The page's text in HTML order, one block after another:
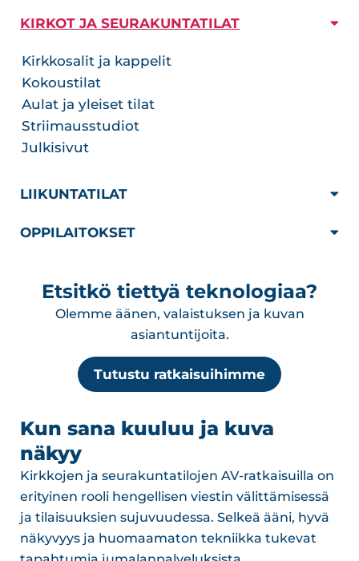
KIRKOT JA SEURAKUNTATILAT
Kirkkosalit ja kappelit
Kokoustilat
Aulat ja yleiset tilat
Striimausstudiot
Julkisivut
LIIKUNTATILAT
OPPILAITOKSET
Etsitkö tiettyä teknologiaa?
Olemme äänen, valaistuksen ja kuvan
asiantuntijoita.
Tutustu ratkaisuihimme
Kun sana kuuluu ja kuva
näkyy
Kirkkojen ja seurakuntatilojen AV-ratkaisuilla on
erityinen rooli hengellisen viestin välittämisessä
ja tilaisuuksien sujuvuudessa. Selkeä ääni, hyvä
näkyvyys ja huomaamaton tekniikka tukevat